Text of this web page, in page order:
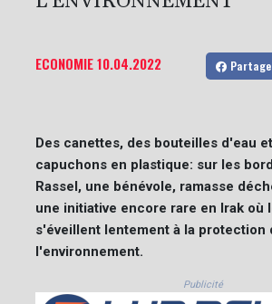
ECONOMIE10.04.2022
Des canettes, des bouteilles d'eau
capuchons en plastique: sur les
Rassel, une bénévole, ramasse
une initiative encore rare en Irak où
s'éveillent lentement à la protection
l'environnement.
Publicité